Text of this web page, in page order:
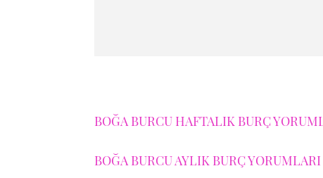
BOĞA BURCU HAFTALIK BURÇ
BOĞA BURCU AYLIK BURÇ